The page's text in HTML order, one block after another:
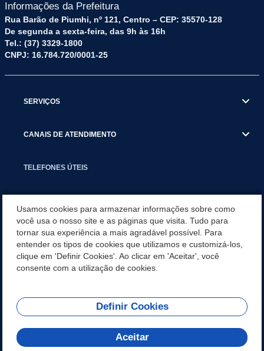
Informações da Prefeitura
Rua Barão de Piumhi, nº 121, Centro – CEP: 35570-128
De segunda a sexta-feira, das 9h às 16h
Tel.: (37) 3329-1800
CNPJ: 16.784.720/0001-25
SERVIÇOS
CANAIS DE ATENDIMENTO
TELEFONES ÚTEIS
NOTÍCIAS
APLICATIVO
REDES SOCIAIS
Usamos cookies para armazenar informações sobre como
você usa o nosso site e as páginas que visita. Tudo para
tornar sua experiência a mais agradável possível. Para
entender os tipos de cookies que utilizamos e customizá-los,
clique em 'Definir Cookies'. Ao clicar em 'Aceitar', você
consente com a utilização de cookies.
Definir Cookies
Aceitar